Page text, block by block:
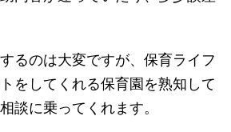
るのは大変ですが、保育ライフ
をしてくれる保育園を熟知して
談に乗ってくれます。